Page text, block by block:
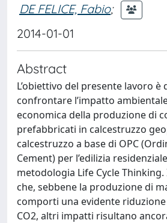
DE FELICE, Fabio;
2014-01-01
Abstract
L’obiettivo del presente lavoro è
confrontare l’impatto
economica della produzione di
prefabbricati in calcestruzzo
calcestruzzo a base di OPC
Cement) per l’edilizia
metodologia Life Cycle
che, sebbene la produzione di
comporti una evidente
CO2, altri impatti risultano